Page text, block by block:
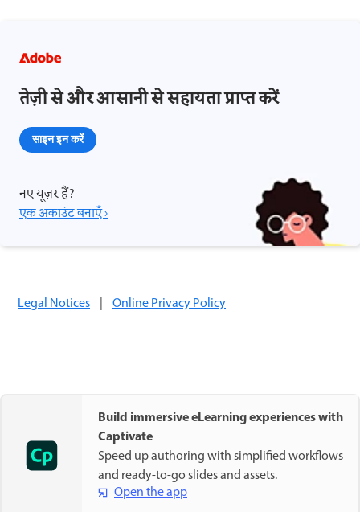
तेज़ी से और आसानी से सहायता प्राप्त करें
साइन इन करें
नए यूज़र हैं?
एक अकाउंट बनाएँ ›
Legal Notices | Online Privacy Policy
Build immersive eLearning experiences with
Captivate
Speed up authoring with simplified workflows
and ready-to-go slides and assets.
Open the app